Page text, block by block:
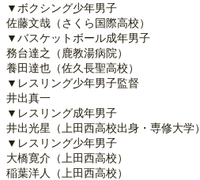
▼ボクシング少年男子
佐藤文哉（さくら国際高校）
▼バスケットボール成年男子
務台達之（鹿教湯病院）
養田達也（佐久長聖高校）
▼レスリング少年男子監督
井出真一
▼レスリング成年男子
井出光星（上田西高校出身・専修大学）
▼レスリング少年男子
大橋寛介（上田西高校）
稲葉洋人（上田西高校）